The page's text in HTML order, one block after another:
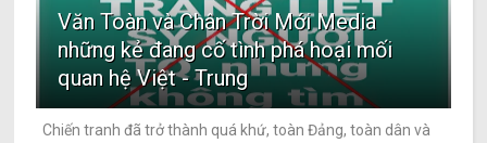
Văn Toàn và Chân Trời Mới Media
những kẻ đang cố tình phá hoại mối
quan hệ Việt - Trung
Chiến tranh đã trở thành quá khứ, toàn Đảng, toàn dân và